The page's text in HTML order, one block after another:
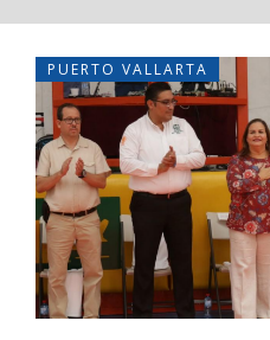
PUERTO VALLARTA